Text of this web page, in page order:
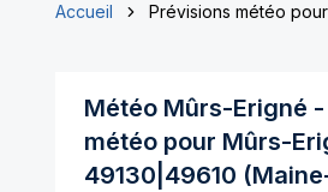
Accueil Prévisions météo
Météo Mûrs-Erigné
météo pour Mûrs-
49130|49610 (